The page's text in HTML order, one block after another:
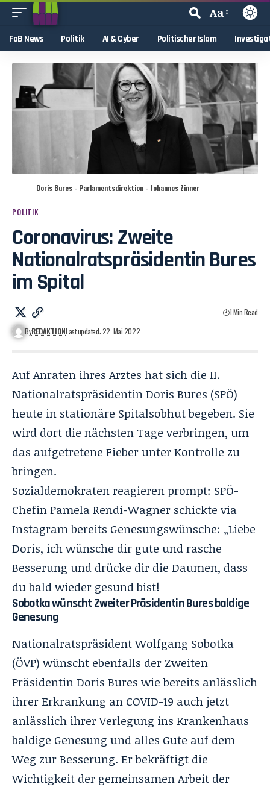
Aa
FoB News Politik AI & Cyber Politischer Islam
Doris Bures - Parlamentsdirektion - Johannes Zinner
POLITIK
Coronavirus: Zweite
Nationalratspräsidentin Bures
im Spital
ByREDAKTIONLast updated: 22. Mai 2022
1 Min Read
Auf Anraten ihres Arztes hat sich die II.
Nationalratspräsidentin Doris Bures (SPÖ)
heute in stationäre Spitalsobhut begeben. Sie
wird dort die nächsten Tage verbringen, um
das aufgetretene Fieber unter Kontrolle zu
bringen.
Sozialdemokraten reagieren prompt: SPÖ-
Chefin Pamela Rendi-Wagner schickte via
Instagram bereits Genesungswünsche: „Liebe
Doris, ich wünsche dir gute und rasche
Besserung und drücke dir die Daumen, dass
du bald wieder gesund bist!
Sobotka wünscht Zweiter Präsidentin Bures baldige
Genesung
Nationalratspräsident Wolfgang Sobotka
(ÖVP) wünscht ebenfalls der Zweiten
Präsidentin Doris Bures wie bereits anlässlich
ihrer Erkrankung an COVID-19 auch jetzt
anlässlich ihrer Verlegung ins Krankenhaus
baldige Genesung und alles Gute auf dem
Weg zur Besserung. Er bekräftigt die
Wichtigkeit der gemeinsamen Arbeit der